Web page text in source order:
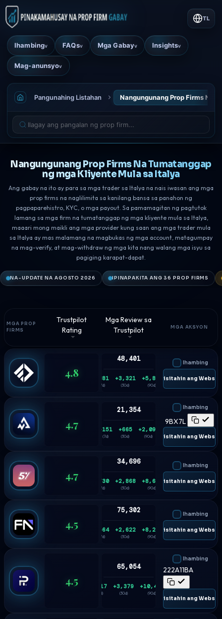
Ihambingv FAQsv Mga Gabayv Insightsv
Mag-anunsyov
TL
Pangunahing Listahan Nangungunang Prop Firms Na
Nangungunang Prop Firms Na Tumatanggap
ng mga Kliyente Mula sa Italya
Ang gabay na ito ay para sa mga trader sa Italya na nais iwasan ang mga
prop firms na naglilimita sa kanilang bansa sa panahon ng
pagpaparehistro, KYC, o mga payout. Sa pamamagitan ng pagtutok
lamang sa mga firm na tumatanggap ng mga kliyente mula sa Italya,
maaari mong maikli ang mga provider kung saan ang mga trader mula
sa Italya ay mas malamang na magbukas ng mga account, matagumpay
na mag-verify, at mag-withdraw ng mga kita nang walang mga isyu sa
pagiging karapat-dapat.
NA-UPDATE NA AGOSTO 2026 IPINAPAKITA ANG 36 PROP FIRMS
MGA PROP
FIRMS
Trustpilot
Rating
Mga Review sa
Trustpilot
MGA AKSYON
4.8
48,401
+881
(7d)
+3,321
(30d)
+5,836
(90d)
Ihambing
🌐 Bisitahin ang
4.7
21,354
+151
(7d)
+665
(30d)
+2,093
(90d)
Ihambing
9BX7L
🌐 Bisitahin ang
4.7
34,696
+730
(7d)
+2,868
(30d)
+8,626
(90d)
Ihambing
🌐 Bisitahin ang
4.5
75,302
+564
(7d)
+2,622
(30d)
+8,206
(90d)
Ihambing
🌐 Bisitahin ang
4.5
65,054
+817
(7d)
+3,379
(30d)
+10,475
(90d)
Ihambing
222A11BA
🌐 Bisitahin ang